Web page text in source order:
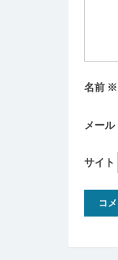
名前 ※
メール
サイト